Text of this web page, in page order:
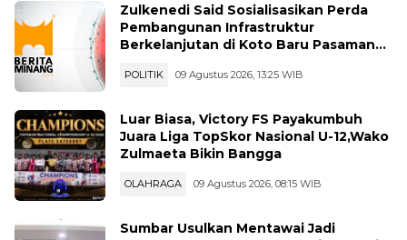
Zulkenedi Said Sosialisasikan Perda
Pembangunan Infrastruktur
Berkelanjutan di Koto Baru Pasaman
POLITIK 09 Agustus 2026, 13:25 WIB
Luar Biasa, Victory FS Payakumbuh
Juara Liga TopSkor Nasional U-12,Wako
Zulmaeta Bikin Bangga
OLAHRAGA 09 Agustus 2026, 08:15 WIB
Sumbar Usulkan Mentawai Jadi